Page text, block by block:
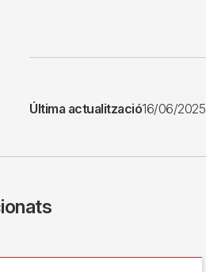
Última actualització16/06/2025